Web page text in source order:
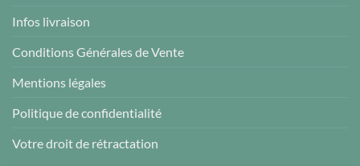
Infos livraison
Conditions Générales de Vente
Mentions légales
Politique de confidentialité
Votre droit de rétractation